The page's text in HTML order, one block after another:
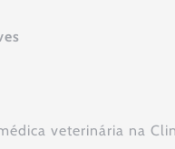
veterinária na